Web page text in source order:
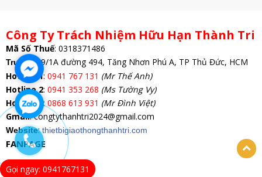
Công Ty Trách Nhiệm Hữu Hạn Thành Tri
Mã Số Thuế: 0318371486
Trụ Sở: 69/1A đường 494, Tăng Nhơn Phú A, TP Thủ Đức, HCM
Hotline 1: 0941 767 131 (Mr Thế Anh)
Hotline 2: 0941 353 268 (Ms Tường Vy)
Hotline 3: 0868 613 931 (Mr Đình Việt)
Gmail: congtythanhtri2024@gmail.com
Website:thietbigiaothongthanhtri.com
FANPAGE
Gọi ngay: 0941767131